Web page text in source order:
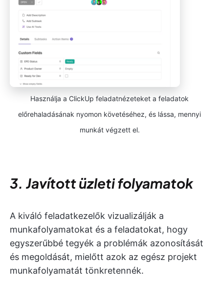
Használja a ClickUp feladatnézeteket a feladatok
előrehaladásának nyomon követéséhez, és lássa, mennyi
munkát végzett el.
3. Javított üzleti folyamatok
A kiváló feladatkezelők vizualizálják a
munkafolyamatokat és a feladatokat, hogy
egyszerűbbé tegyék a problémák azonosítását
és megoldását, mielőtt azok az egész projekt
munkafolyamatát tönkretennék.